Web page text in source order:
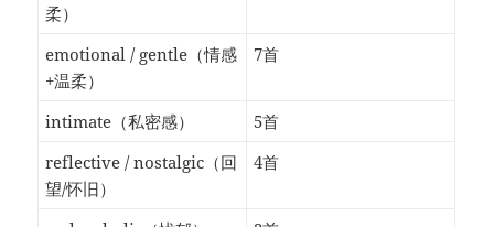
柔）
emotional / gentle（情感
+温柔）
7首
intimate（私密感）
5首
reflective / nostalgic（回
望/怀旧）
4首